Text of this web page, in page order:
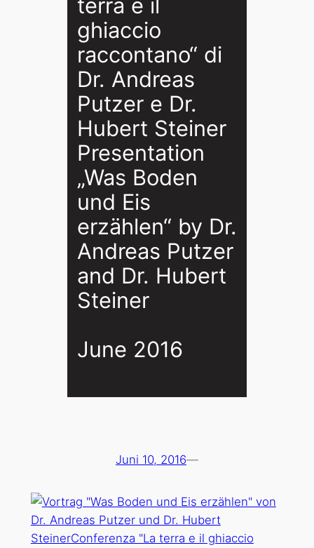
ghiaccio
raccontano“ di
Dr. Andreas
Putzer e Dr.
Hubert Steiner
Presentation
„Was Boden
und Eis
erzählen“ by Dr.
Andreas Putzer
and Dr. Hubert
Steiner
June 2016
Juni 10, 2016—